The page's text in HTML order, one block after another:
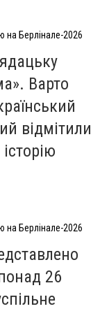
на Берлінале-2026
Варто
відмітили
на Берлінале-2026
26